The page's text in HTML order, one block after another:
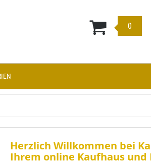
0
Herzlich Willkommen bei
Ihrem online Kaufhaus